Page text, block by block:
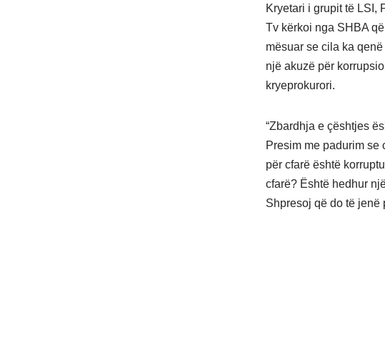
Kryetari i grupit të LSI,
Tv kërkoi nga SHBA
mësuar se cila ka
një akuzë për
kryeprokurori.
“Zbardhja e çështjes
Presim me padurim se
për cfarë është
cfarë? Është hedhur
Shpresoj që do të jenë